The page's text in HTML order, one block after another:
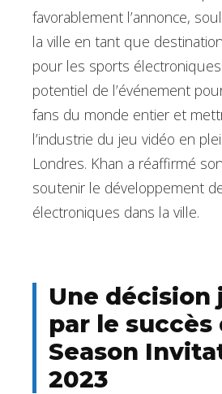
favorablement l’annonce,
la ville en tant que
pour les sports
potentiel de l’événement
fans du monde entier et
l’industrie du jeu vidéo en
Londres. Khan a réaffirmé
soutenir le développement
électroniques dans la ville.
Une décision
par le succès
Season
2023